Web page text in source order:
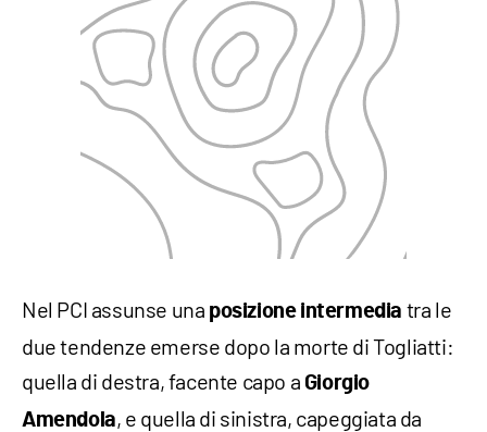
Nel PCI assunse una posizione intermedia tra le
due tendenze emerse dopo la morte di Togliatti:
quella di destra, facente capo a Giorgio
Amendola, e quella di sinistra, capeggiata da